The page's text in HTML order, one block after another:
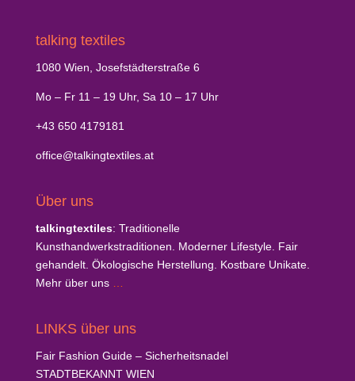
talking textiles
1080 Wien, Josefstädterstraße 6
Mo – Fr 11 – 19 Uhr, Sa 10 – 17 Uhr
+43 650 4179181
office@talkingtextiles.at
Über uns
talkingtextiles: Traditionelle
Kunsthandwerkstraditionen. Moderner Lifestyle. Fair
gehandelt. Ökologische Herstellung. Kostbare Unikate.
Mehr über uns…
LINKS über uns
Fair Fashion Guide– Sicherheitsnadel
STADTBEKANNTWIEN